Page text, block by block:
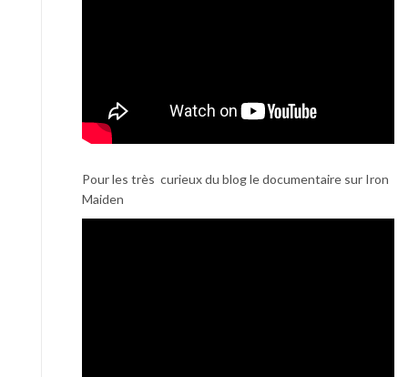
Pour les très curieux du blog le documentaire sur Iron
Maiden